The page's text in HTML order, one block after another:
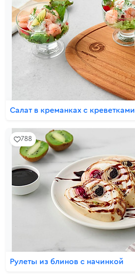
Салат в креманках с креветками
788
Рулеты из блинов с начинкой